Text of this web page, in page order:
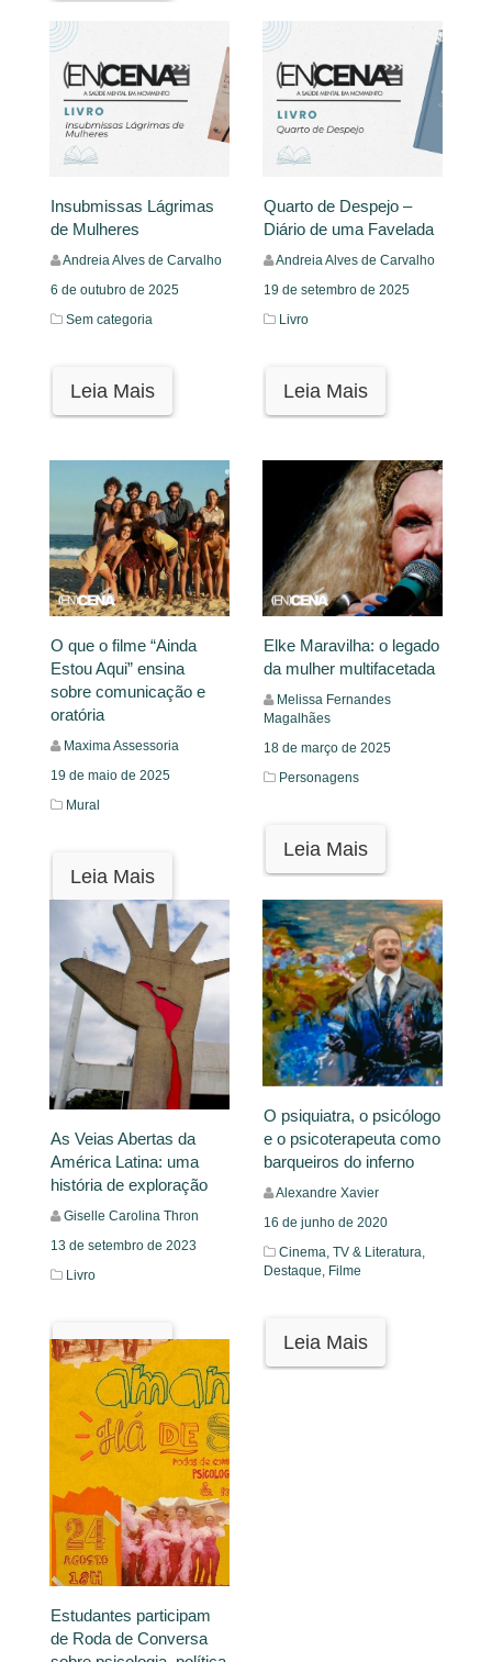
Insubmissas Lágrimas
de Mulheres
Andreia Alves de Carvalho
6 de outubro de 2025
Sem categoria
Leia Mais
Quarto de Despejo –
Diário de uma Favelada
Andreia Alves de Carvalho
19 de setembro de 2025
Livro
Leia Mais
O que o filme “Ainda
Estou Aqui” ensina
sobre comunicação e
oratória
Maxima Assessoria
19 de maio de 2025
Mural
Leia Mais
Elke Maravilha: o legado
da mulher multifacetada
Melissa Fernandes
Magalhães
18 de março de 2025
Personagens
Leia Mais
As Veias Abertas da
América Latina: uma
história de exploração
Giselle Carolina Thron
13 de setembro de 2023
Livro
Leia Mais
O psiquiatra, o psicólogo
e o psicoterapeuta como
barqueiros do inferno
Alexandre Xavier
16 de junho de 2020
Cinema, TV & Literatura,
Destaque, Filme
Leia Mais
Estudantes participam
de Roda de Conversa